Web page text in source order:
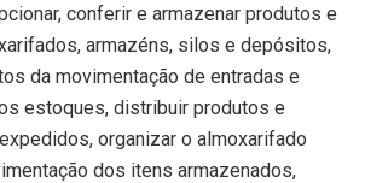
conferir e armazenar produtos e
armazéns, silos e depósitos,
da movimentação de entradas e
estoques, distribuir produtos e
organizar o almoxarifado
dos itens armazenados,